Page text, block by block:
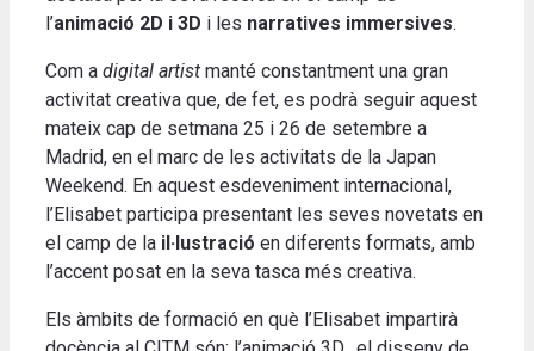
l’animació 2D i 3D i les narratives immersives.
Com a digital artist manté constantment una gran
activitat creativa que, de fet, es podrà seguir aquest
mateix cap de setmana 25 i 26 de setembre a
Madrid, en el marc de les activitats de la Japan
Weekend. En aquest esdeveniment internacional,
l’Elisabet participa presentant les seves novetats en
el camp de la il·lustració en diferents formats, amb
l’accent posat en la seva tasca més creativa.
Els àmbits de formació en què l’Elisabet impartirà